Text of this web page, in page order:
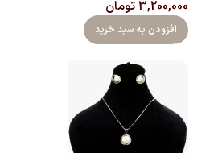
3,200,000تومان
افزودن به سبد خرید